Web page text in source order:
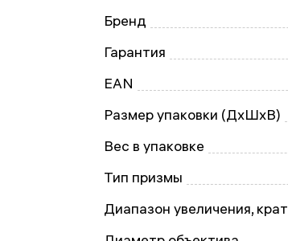
Бренд
Гарантия
EAN
Размер упаковки (ДxШxВ)
Вес в упаковке
Тип призмы
Диапазон увеличения, крат